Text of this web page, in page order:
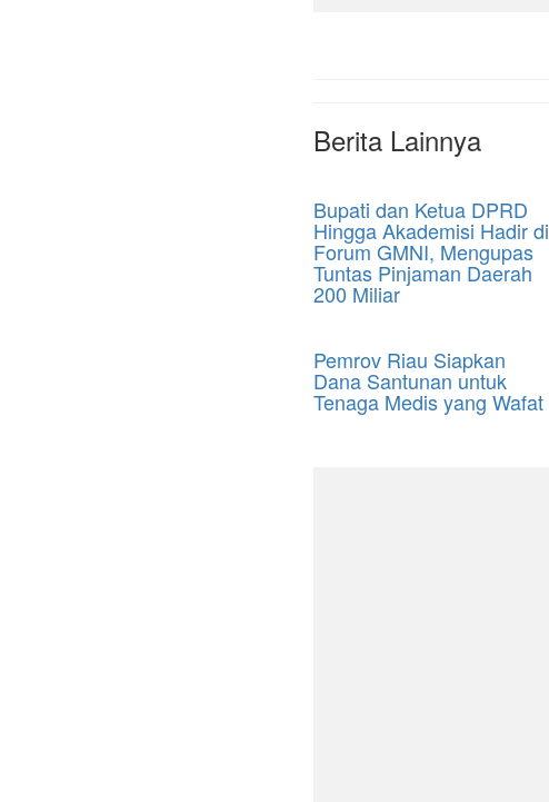
Berita Lainnya
Bupati dan Ketua DPRD
Hingga Akademisi Hadir di
Forum GMNI, Mengupas
Tuntas Pinjaman Daerah
200 Miliar
Pemrov Riau Siapkan
Dana Santunan untuk
Tenaga Medis yang Wafat